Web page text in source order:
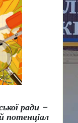
ради –
потенціал